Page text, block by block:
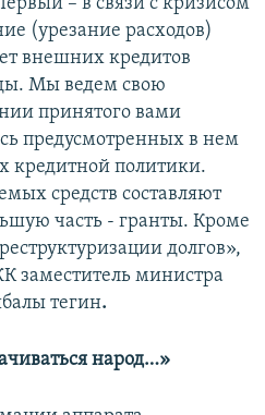
– в связи с кризисом
(урезание расходов)
внешних кредитов
Мы ведем свою
принятого вами
предусмотренных в нем
кредитной политики.
средств составляют
часть - гранты. Кроме
долгов»,
заместитель министра
тегин.
народ…»